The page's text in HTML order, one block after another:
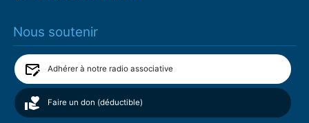
Nous soutenir
Adhérer à notre radio associative
Faire un don (déductible)